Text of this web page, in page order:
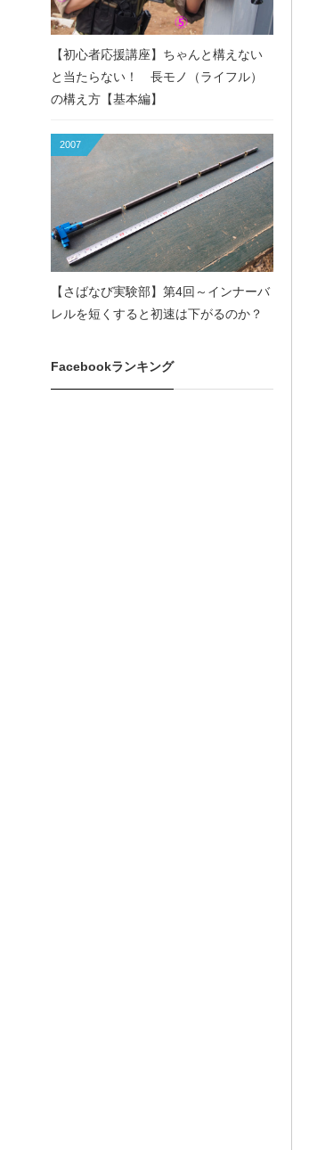
【初心者応援講座】ちゃんと構えない
と当たらない！ 長モノ（ライフル）
の構え方【基本編】
2007
【さばなび実験部】第4回～インナーバ
レルを短くすると初速は下がるのか？
Facebookランキング